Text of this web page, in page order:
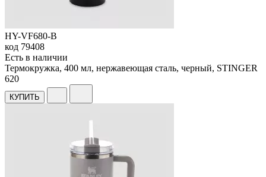
HY-VF680-B
код 79408
Есть в наличии
Термокружка, 400 мл, нержавеющая сталь, черный, STINGER
620
КУПИТЬ